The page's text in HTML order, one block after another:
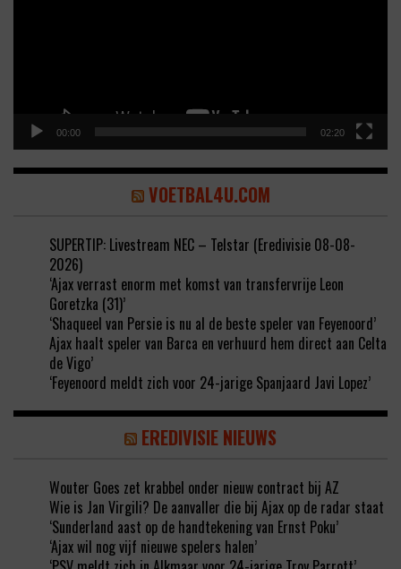
00:00 02:20
VOETBAL4U.COM
SUPERTIP: Livestream NEC – Telstar (Eredivisie 08-08-
2026)
‘Ajax verrast enorm met komst van transfervrije Leon
Goretzka (31)’
‘Shaqueel van Persie is nu al de beste speler van Feyenoord’
Ajax haalt speler van Barca en verhuurd hem direct aan Celta
de Vigo’
‘Feyenoord meldt zich voor 24-jarige Spanjaard Javi Lopez’
EREDIVISIE NIEUWS
Wouter Goes zet krabbel onder nieuw contract bij AZ
Wie is Jan Virgili? De aanvaller die bij Ajax op de radar staat
‘Sunderland aast op de handtekening van Ernst Poku’
‘Ajax wil nog vijf nieuwe spelers halen’